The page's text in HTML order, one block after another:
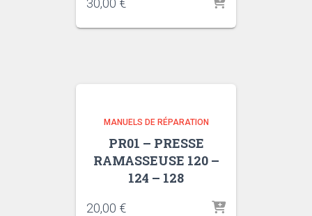
30,00 €
MANUELS DE RÉPARATION
PR01 – PRESSE
RAMASSEUSE 120 –
124 – 128
20,00 €